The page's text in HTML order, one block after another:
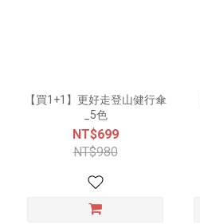
【買1+1】更好走登山健行傘
_5色
NT$699
NT$980